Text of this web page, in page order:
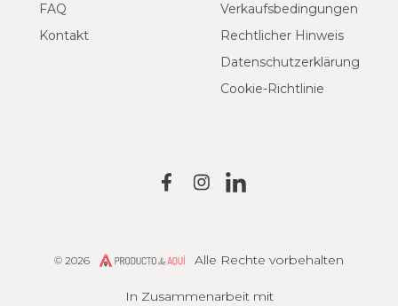
FAQ
Kontakt
Verkaufsbedingungen
Rechtlicher Hinweis
Datenschutzerklärung
Cookie-Richtlinie
In Zusammenarbeit mit
© 2026 Producto de AquíAlle Rechte vorbehalten